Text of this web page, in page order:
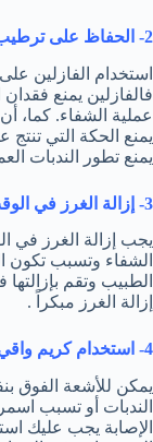
2- الحفاظ على ترطيب الجرح
استخدام الفازلين
فالفازلين يمنع
عملية الشفاء. كما،
يمنع الحكة التي
يمنع تطور الندبات
3- إزالة الغرز في الوقت المحدد
يجب إزالة الغرز في
الشفاء وتسبب تكون
الطبيب وتقم
إزالة الغرز مبكراً .
4- استخدام كريم واقي من الشمس
يمكن للأشعة الفوق
الندبات أو تسبب
الإصابة يجب عليك